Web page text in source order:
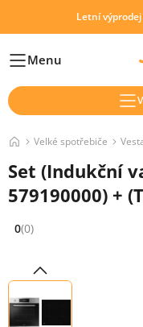
Letní výprodej
HlavníMenu
Velké spotřebiče
Set (Indukční
579190000) +
Hodnocení: 0 z 5 (0
0(0)